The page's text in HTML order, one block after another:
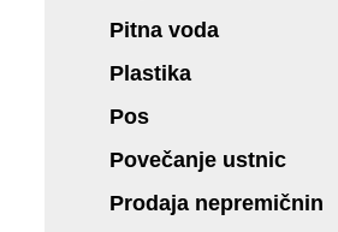
Pitna voda
Plastika
Pos
Povečanje ustnic
Prodaja nepremičnin